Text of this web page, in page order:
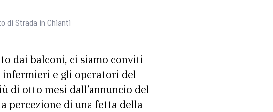
di Strada in Chianti
dai balconi, ci siamo conviti
e gli operatori del
di otto mesi dall’annuncio del
percezione di una fetta della